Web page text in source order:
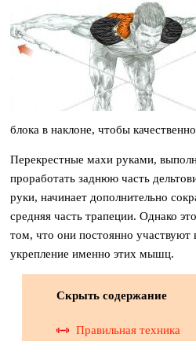
блока в наклоне, чтобы
Перекрестные махи руками,
проработать заднюю часть
руки, начинает дополнительно
средняя часть трапеции. Однако
том, что они постоянно участвуют
укрепление именно этих мышц.
Скрыть содержание
Правильная техника